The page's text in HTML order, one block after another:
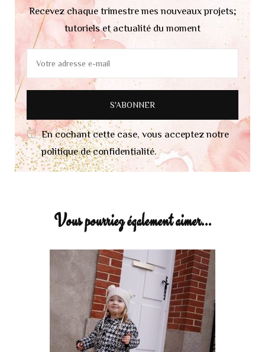
Recevez chaque trimestre mes nouveaux projets;
tutoriels et actualité du moment
En cochant cette case, vous acceptez notre
politique de confidentialité.
Vous pourriez également aimer...